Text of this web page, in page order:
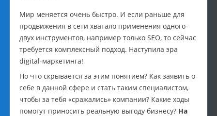
Мир меняется очень быстро. И если раньше для
продвижения в сети хватало применения одного-
двух инструментов, например только SEO, то сейчас
требуется комплексный подход. Наступила эра
digital-маркетинга!
Но что скрывается за этим понятием? Как заявить о
себе в данной сфере и стать таким специалистом,
чтобы за тебя «сражались» компании? Какие ходы
помогут приносить реальную выгоду бизнесу? На